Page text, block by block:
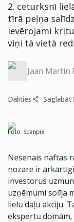
2. ceturksnī
tīrā peļņa
ievērojami
viņi tā vietā
Jaan Martin
Dalīties Saglabāt
Foto: Scanpix
Nesenais naftas
nozare ir
investorus
uzņēmumi solīja
lielu daļu akciju.
ekspertu domām,